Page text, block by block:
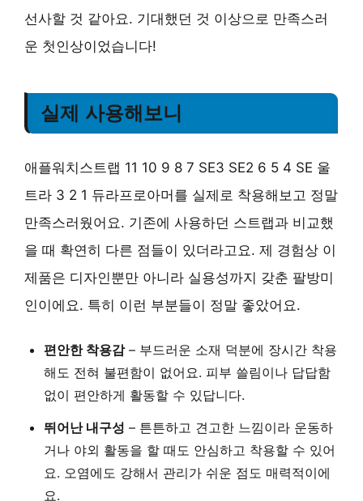
선사할 것 같아요. 기대했던 것 이상으로 만족스러
운 첫인상이었습니다!
실제 사용해보니
애플워치스트랩 11 10 9 8 7 SE3 SE2 6 5 4 SE 울
트라 3 2 1 듀라프로아머를 실제로 착용해보고 정말
만족스러웠어요. 기존에 사용하던 스트랩과 비교했
을 때 확연히 다른 점들이 있더라고요. 제 경험상 이
제품은 디자인뿐만 아니라 실용성까지 갖춘 팔방미
인이에요. 특히 이런 부분들이 정말 좋았어요.
편안한 착용감– 부드러운 소재 덕분에 장시간 착용
해도 전혀 불편함이 없어요. 피부 쓸림이나 답답함
없이 편안하게 활동할 수 있답니다.
뛰어난 내구성 – 튼튼하고 견고한 느낌이라 운동하
거나 야외 활동을 할 때도 안심하고 착용할 수 있어
요. 오염에도 강해서 관리가 쉬운 점도 매력적이에
요.